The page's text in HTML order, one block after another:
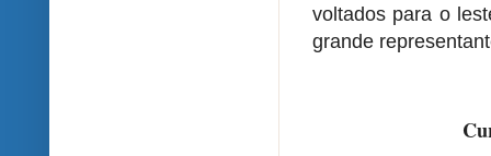
voltados para o
grande